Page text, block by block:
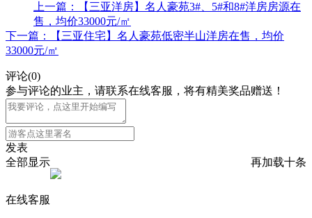
上一篇：【三亚洋房】名人豪苑3#、5#和8#洋房房源在
售，均价33000元/㎡
下一篇：【三亚住宅】名人豪苑低密半山洋房在售，均价
33000元/㎡
评论(0)
参与评论的业主，请联系在线客服，将有精美奖品赠送！
发表
再加载十条
全部显示
在线客服